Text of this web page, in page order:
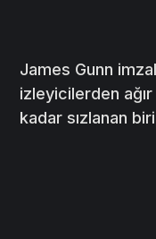
James Gunn
izleyicilerden
kadar sızlanan